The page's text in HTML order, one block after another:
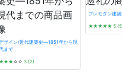
ザイン/近代建築史―1851年から現
まで
★★★☆☆ 3 (2)
プレモダン建
★★★★★5